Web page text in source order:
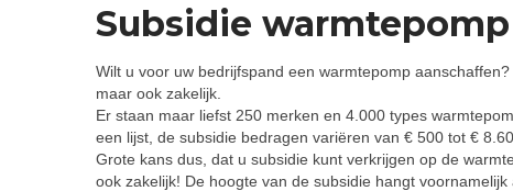
Subsidie
Wilt u voor uw bedrijfspand een warmtepomp
maar ook zakelijk.
Er staan maar liefst 250 merken en 4.000 types
een lijst, de subsidie bedragen variëren van € 500 tot €
Grote kans dus, dat u subsidie kunt verkrijgen op de
ook zakelijk! De hoogte van de subsidie hangt voornamelijk